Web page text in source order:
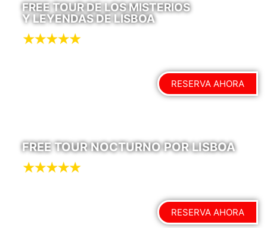
FREE TOUR DE LOS MISTERIOS
Y LEYENDAS DE LISBOA
RESERVA AHORA
FREE TOUR NOCTURNO POR LISBOA
RESERVA AHORA